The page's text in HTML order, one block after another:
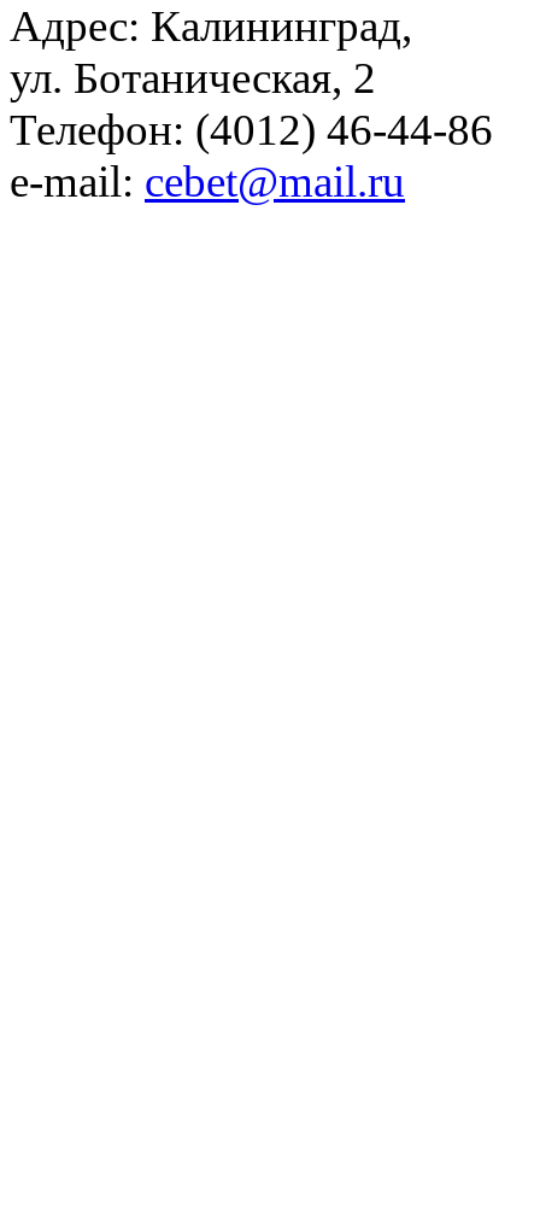
Адрес: Калининград,
ул. Ботаническая, 2
Телефон: (4012) 46-44-86
e-mail: cebet@mail.ru